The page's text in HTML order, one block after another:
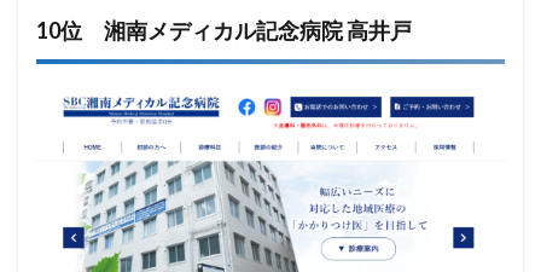
10位 湘南メディカル記念病院 高井戸